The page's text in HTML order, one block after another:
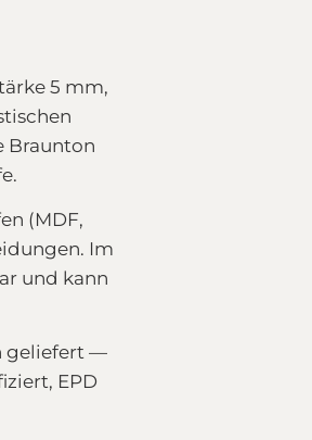
5 mm,
Braunton
(MDF,
Im
und kann
geliefert —
EPD